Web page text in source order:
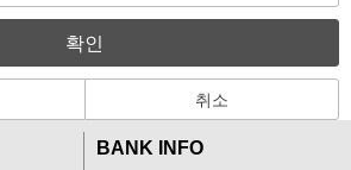
확인
취소
BANK INFO